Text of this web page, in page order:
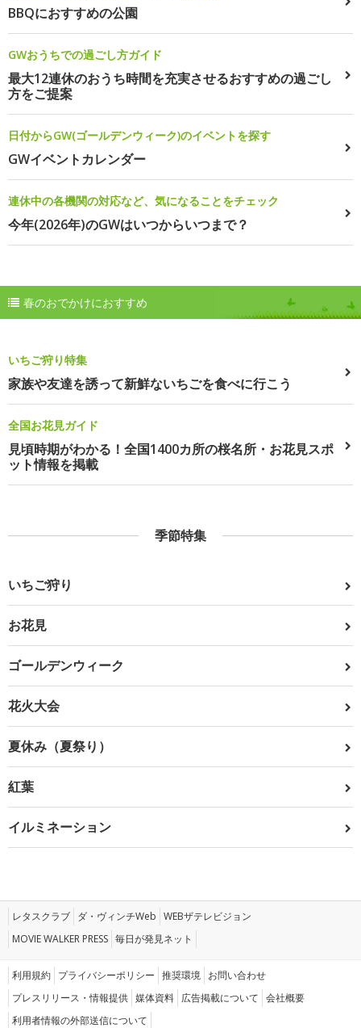
BBQにおすすめの公園
GWおうちでの過ごし方ガイド
最大12連休のおうち時間を充実させるおすすめの過ごし
方をご提案
日付からGW(ゴールデンウィーク)のイベントを探す
GWイベントカレンダー
連休中の各機関の対応など、気になることをチェック
今年(2026年)のGWはいつからいつまで？
春のおでかけにおすすめ
いちご狩り特集
家族や友達を誘って新鮮ないちごを食べに行こう
全国お花見ガイド
見頃時期がわかる！全国1400カ所の桜名所・お花見スポ
ット情報を掲載
季節特集
いちご狩り
お花見
ゴールデンウィーク
花火大会
夏休み（夏祭り）
紅葉
イルミネーション
レタスクラブ ダ・ヴィンチWeb WEBザテレビジョン
MOVIE WALKER PRESS 毎日が発見ネット
利用規約 プライバシーポリシー 推奨環境 お問い合わせ
プレスリリース・情報提供 媒体資料 広告掲載について 会社概要
利用者情報の外部送信について